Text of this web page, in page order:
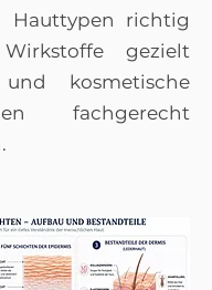
Hauttypen richtig
gezielt
kosmetische
fachgerecht